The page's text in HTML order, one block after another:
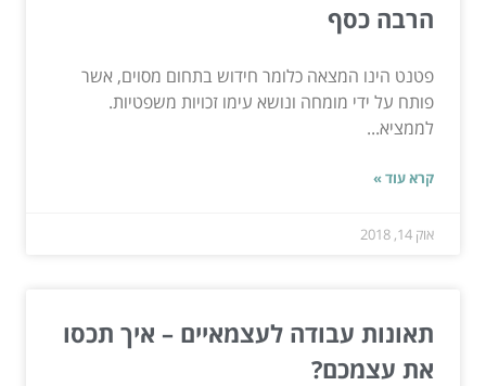
הרבה כסף
פטנט הינו המצאה כלומר חידוש בתחום מסוים, אשר
פותח על ידי מומחה ונושא עימו זכויות משפטיות.
לממציא...
קרא עוד »
אוק 14, 2018
תאונות עבודה לעצמאיים – איך תכסו
את עצמכם?